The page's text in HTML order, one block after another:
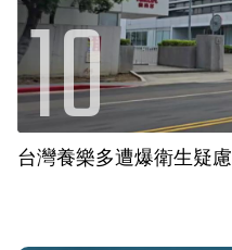
台灣養樂多遭爆衛生疑